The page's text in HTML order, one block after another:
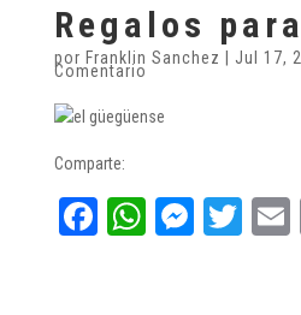
Regalos
por Franklin Sanchez Jul 17,
Comentario
Comparte:
Fa W M T